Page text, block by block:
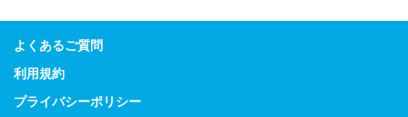
よくあるご質問
利用規約
プライバシーポリシー